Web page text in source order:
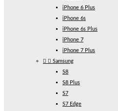
iPhone 6 Plus
iPhone 6s
iPhone 6s Plus
iPhone 7
iPhone 7 Plus
  Samsung
S8
S8 Plus
S7
S7 Edge